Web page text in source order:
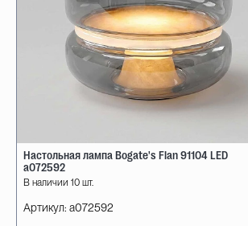
Настольная лампа Bogate's Flan 91104 LED
a072592
В наличии 10 шт.
Артикул: a072592